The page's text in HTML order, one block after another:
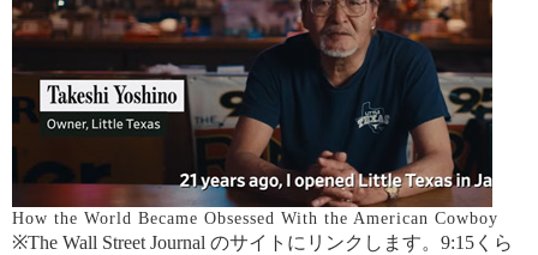
How the World Became Obsessed With the American Cowboy
※The Wall Street Journal のサイトにリンクします。9:15くら